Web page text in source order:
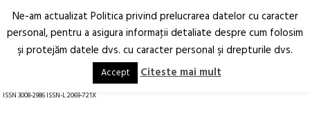
Arhitectură.
Oraș.
RO EN
ISSN 3008-2986 ISSN-L 2069-721X
Ne-am actualizat Politica privind prelucrarea datelor cu caracter
personal, pentru a asigura informaţii detaliate despre cum folosim
şi protejăm datele dvs. cu caracter personal şi drepturile dvs.
Accept Citeste mai mult